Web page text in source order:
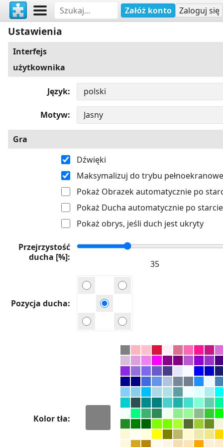
Załóż konto Zaloguj się
Ustawienia
Interfejs
użytkownika
Język
Motyw
Gra
Dźwięki
Maksymalizuj do trybu
Pokaż Obrazek automatycznie po
Pokaż Ducha automatycznie po starcie
Pokaż obrys, jeśli duch jest ukryty
Przejrzystość
ducha [%]
Pozycja ducha
Kolor tła